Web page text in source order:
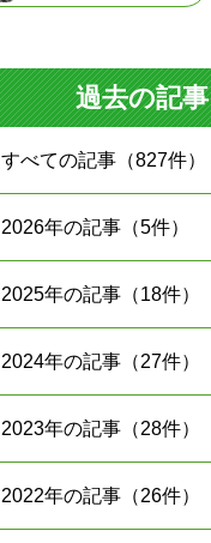
過去の記事
すべての記事（827件）
2026年の記事（5件）
2025年の記事（18件）
2024年の記事（27件）
2023年の記事（28件）
2022年の記事（26件）